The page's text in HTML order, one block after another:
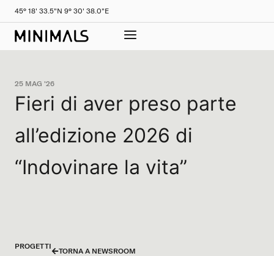
45° 18' 33.5"N 9° 30' 38.0"E
25 MAG '26
Fieri di aver preso parte
all’edizione 2026 di
“Indovinare la vita”
PROGETTI
TORNA A NEWSROOM